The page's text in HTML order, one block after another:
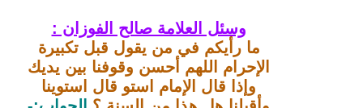
وسئل العلامة صالح الفوزان :
ما رأيكم في من يقول قبل تكبيرة
الإحرام اللهم أحسن وقوفنا بين يديك
وإذا قال الإمام استو قال استوينا